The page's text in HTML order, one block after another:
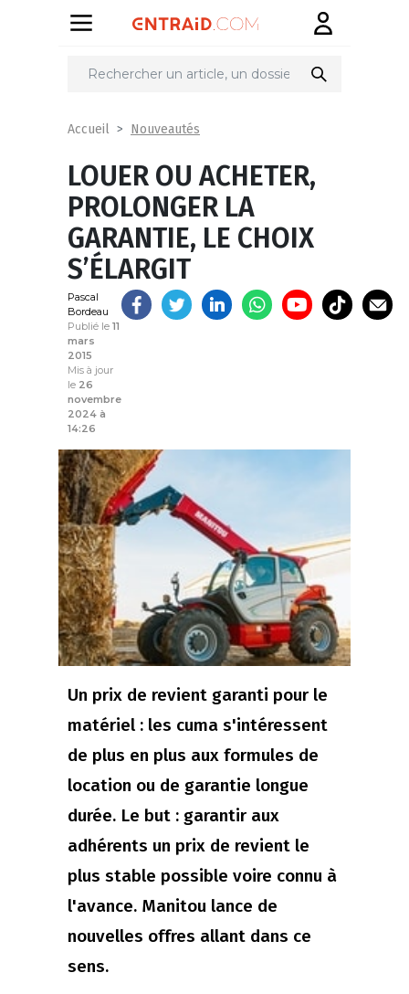
Partager
Accueil Nouveautés
LOUER OU ACHETER,
PROLONGER LA
GARANTIE, LE CHOIX
S’ÉLARGIT
Pascal
Bordeau
Publié le 11
mars
2015
Mis à jour
le 26
novembre
2024 à
14:26
Un prix de revient garanti pour le
matériel : les cuma s'intéressent
de plus en plus aux formules de
location ou de garantie longue
durée. Le but : garantir aux
adhérents un prix de revient le
plus stable possible voire connu à
l'avance. Manitou lance de
nouvelles offres allant dans ce
sens.